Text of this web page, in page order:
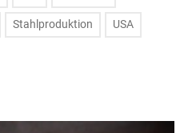
Stahlproduktion USA